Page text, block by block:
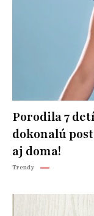
Porodila 7
dokonalú
aj doma!
Trendy